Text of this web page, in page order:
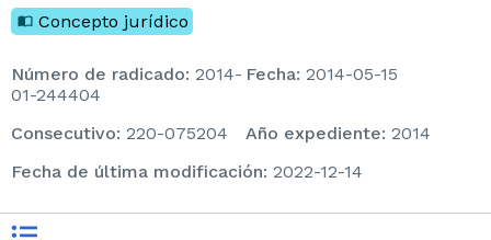
Concepto jurídico
Número de radicado: 2014-
01-244404
Fecha: 2014-05-15
consecutivo: 220-075204 Año expediente: 2014
Fecha de última modificación: 2022-12-14